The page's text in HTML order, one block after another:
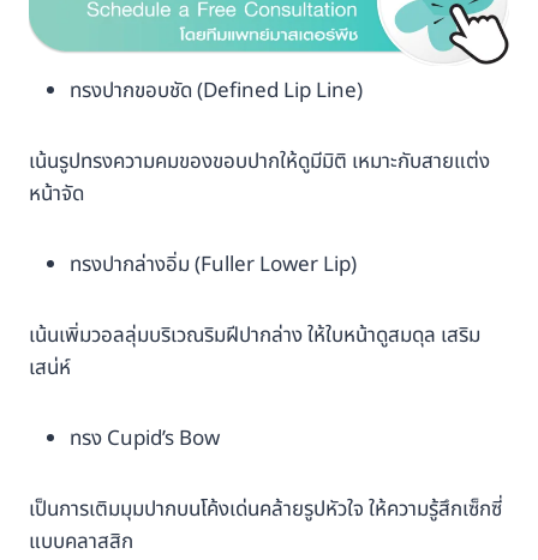
ทรงปากขอบชัด (Defined Lip Line)
เน้นรูปทรงความคมของขอบปากให้ดูมีมิติ เหมาะกับสายแต่ง
หน้าจัด
ทรงปากล่างอิ่ม (Fuller Lower Lip)
เน้นเพิ่มวอลลุ่มบริเวณริมฝีปากล่าง ให้ใบหน้าดูสมดุล เสริม
เสน่ห์
ทรง Cupid’s Bow
เป็นการเติมมุมปากบนโค้งเด่นคล้ายรูปหัวใจ ให้ความรู้สึกเซ็กซี่
แบบคลาสสิก